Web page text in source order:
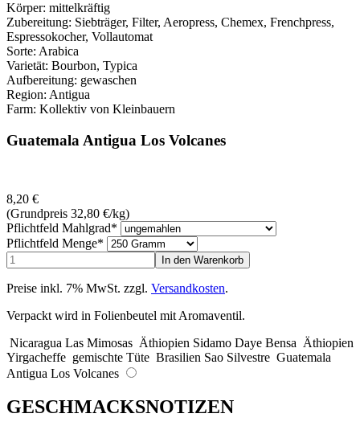
Körper: mittelkräftig
Zubereitung: Siebträger, Filter, Aeropress, Chemex, Frenchpress,
Espressokocher, Vollautomat
Sorte: Arabica
Varietät: Bourbon, Typica
Aufbereitung: gewaschen
Region: Antigua
Farm: Kollektiv von Kleinbauern
Guatemala Antigua Los Volcanes
8,20 €
(Grundpreis 32,80 €/kg)
Pflichtfeld Mahlgrad*
Pflichtfeld Menge*
Preise inkl. 7% MwSt. zzgl. Versandkosten.
Verpackt wird in Folienbeutel mit Aromaventil.
Nicaragua Las Mimosas Äthiopien Sidamo Daye Bensa Äthiopien
Yirgacheffe gemischte Tüte Brasilien Sao Silvestre Guatemala
Antigua Los Volcanes
GESCHMACKSNOTIZEN